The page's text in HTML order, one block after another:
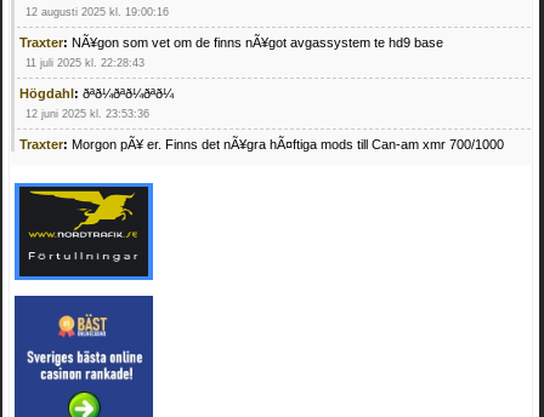
12 augusti 2025 kl. 19:00:16
Traxter: NÃ¥gon som vet om de finns nÃ¥got avgassystem te hd9 base
11 juli 2025 kl. 22:28:43
Högdahl: ðªð¼ðªð¼ðªð¼
12 juni 2025 kl. 23:53:36
Traxter: Morgon pÃ¥ er. Finns det nÃ¥gra hÃ¤ftiga mods till Can-am xmr 700/1000
Mrhandsome:SÃ¶ker defekta/trasiga fyrhjulingar. Jag betalar bra och du kan nÃ¥ mig
pÃ¥ 0709955029 eller hv.alexandersson@gmail.com ifall du har en som du vill sÃ¤lja
mvh Hugo
21 februari 2025 kl. 09:25:52
Oscar5:NÃ¥gon som vet vad man kan begÃ¤ra fÃ¶r en Honda TRX 350 FE 2005
4 februari 2025 kl. 19:20:50
Oscar5:44
4 februari 2025 kl. 19:15:36
Greger59:NÃ¤gon som vet har en Cetek 500 EFI